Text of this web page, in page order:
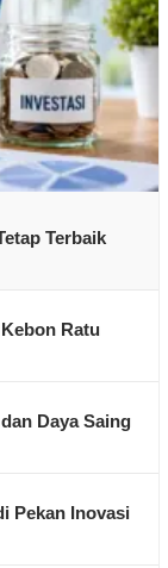
Terbaik
Ratu
Daya Saing
Pekan Inovasi